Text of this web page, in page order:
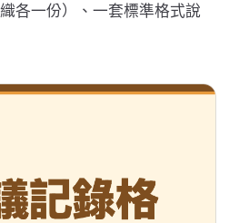
各一份）、一套標準格式說